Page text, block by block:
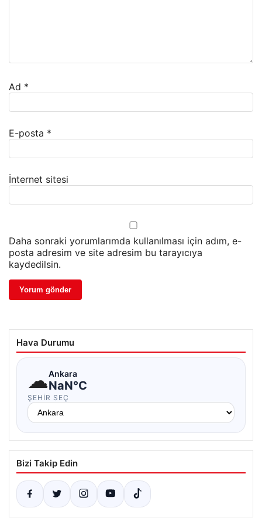
Ad *
E-posta *
İnternet sitesi
Daha sonraki yorumlarımda kullanılması için adım, e-
posta adresim ve site adresim bu tarayıcıya
kaydedilsin.
Hava Durumu
☁Ankara
NaN°C
ŞEHIR SEÇ
Bizi Takip Edin